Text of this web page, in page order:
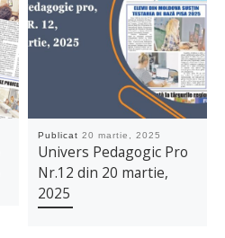
Publicat20 martie, 2025
Univers Pedagogic Pro
Nr.12 din 20 martie,
2025